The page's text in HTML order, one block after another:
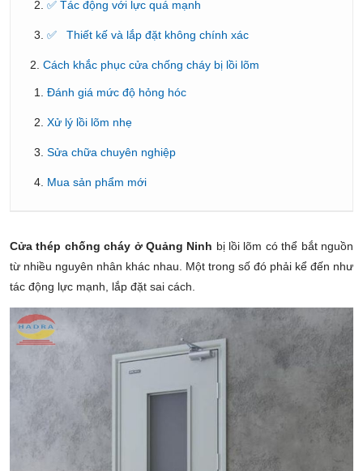
✅ Tác động với lực quá mạnh
✅ Thiết kế và lắp đặt không chính xác
Cách khắc phục cửa chống cháy bị lồi lõm
Đánh giá mức độ hỏng hóc
Xử lý lồi lõm nhẹ
Sửa chữa chuyên nghiệp
Mua sản phẩm mới
Cửa thép chống cháy ở Quảng Ninh bị lồi lõm có thể bắt nguồn
từ nhiều nguyên nhân khác nhau. Một trong số đó phải kể đến như
tác động lực mạnh, lắp đặt sai cách.